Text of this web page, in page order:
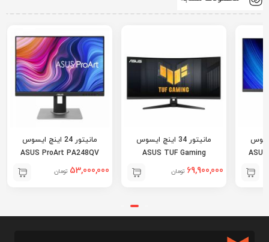
ایسوس
مانیتور 34 اینچ ایسوس
ASUS TUF Gaming
VG34VQ3B69,900,000 تومان
مانیتور 24 اینچ ایسوس
ASUS ProArt PA248QV
53,000,000 تومان